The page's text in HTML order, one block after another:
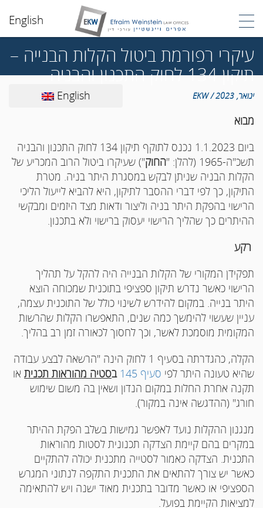
English
עיקרי רפורמת ביטול הקלות הבנייה –
תיקון 134 לחוק התכנון והבניה
ינואר, 2023 / EKW
English
מבוא
ביום 1.1.2023 נכנס לתוקף תיקון 134 לחוק התכנון והבניה
תשכ"ה-1965 (להלן: "
החוק") שעיקרו ביטול הרוב המכריע של
הקלות הבניה שניתן לבקש במסגרת היתר בניה. מטרת
התיקון, כך לפי דברי ההסבר לתיקון, היא להביא לייעול הליכי
הרישוי בהפקת היתר בניה וליצור ודאות מצד היזמים ומבקשי
ההיתרים כך שהליך הרישוי יעסוק ברישוי ולא בתכנון.
רקע
תפקידן המקורי של הקלות הבנייה היה להקל על תהליך
הרישוי כאשר נדרש תיקון ספציפי בתוכנית שמכוחה הוצא
היתר בנייה. במקום להידרש לשינוי כולל של התוכנית עצמה,
עניין שעשוי להימשך כמה שנים, התאפשרו הקלות שהרשות
המקומית מוסמכת לאשר, וכך לחסוך לכאורה זמן רב בהליך.
הקלה, כהגדרתה בסעיף 1 לחוק הינה "הרשאה לבצע עבודה
שהיא טעונה היתר לפי סעיף 145 בסטיה מהוראות תכנית או
תקנה אחרת החלות במקום הנדון ושאין בה משום שימוש
חורג" (ההדגשה אינה במקור).
מנגנון ההקלות נועד לאפשר גמישות בשלב הפקת ההיתר
במקרים בהם קיימת הצדקה תכנונית לסטות מהוראות
התכנית. הצדקה כאמור לסטייה מתכנית יכולה להתקיים
כאשר יש צורך להתאים את התכנית התקפה לנתוני המגרש
הספציפי או כאשר מדובר בתכנית מאוד ישנה ויש להתאימה
למציאות הקיימת בפועל.